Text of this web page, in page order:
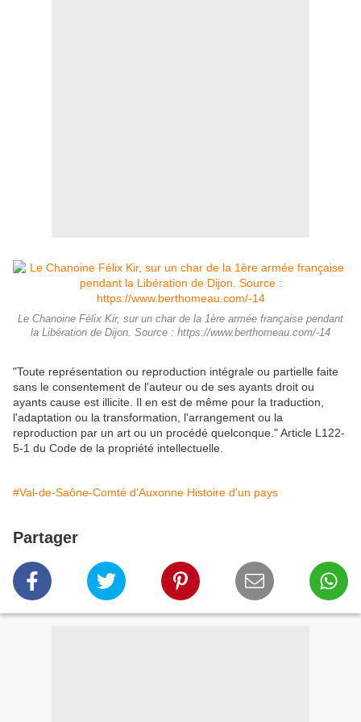
Le Chanoine Félix Kir, sur un char de la 1ère armée française pendant
la Libération de Dijon. Source : https://www.berthomeau.com/-14
"Toute représentation ou reproduction intégrale ou partielle faite
sans le consentement de l'auteur ou de ses ayants droit ou
ayants cause est illicite. Il en est de même pour la traduction,
l'adaptation ou la transformation, l'arrangement ou la
reproduction par un art ou un procédé quelconque." Article L122-
5-1 du Code de la propriété intellectuelle.
#Val-de-Saône-Comté d'Auxonne Histoire d'un pays
Partager